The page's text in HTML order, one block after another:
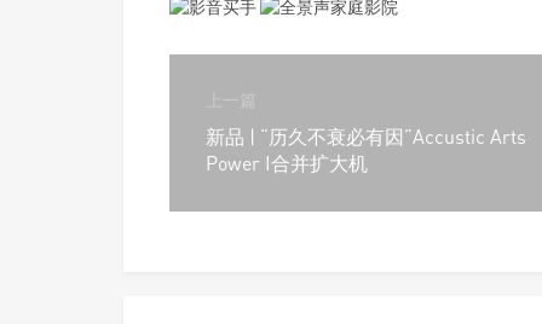
上一篇
新品 | “历久不衰必有因”Accustic Arts
Power I合并扩大机